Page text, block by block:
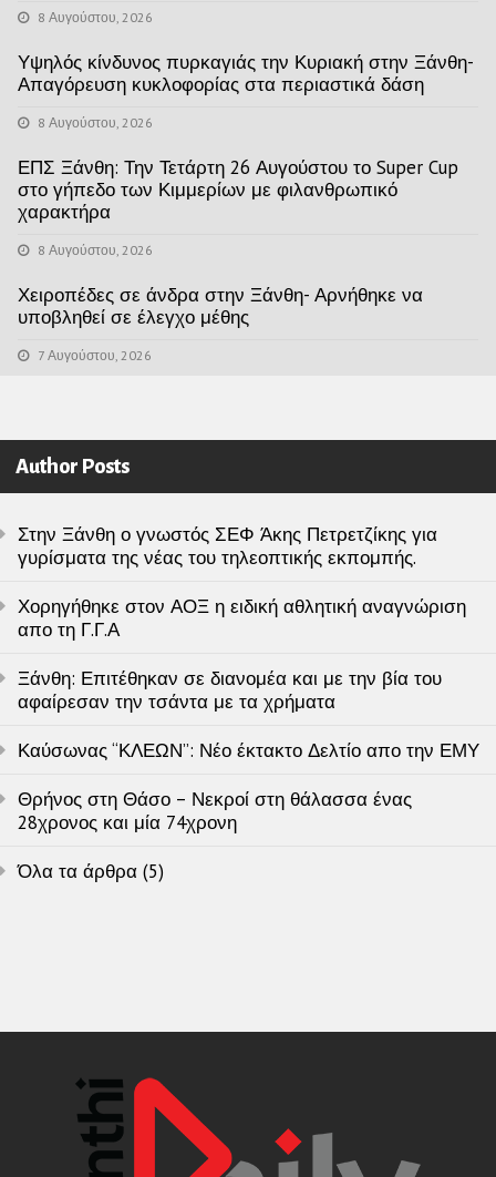
8 Αυγούστου, 2026
Υψηλός κίνδυνος πυρκαγιάς την Κυριακή στην Ξάνθη-
Απαγόρευση κυκλοφορίας στα περιαστικά δάση
8 Αυγούστου, 2026
ΕΠΣ Ξάνθη: Την Τετάρτη 26 Αυγούστου το Super Cup
στο γήπεδο των Κιμμερίων με φιλανθρωπικό
χαρακτήρα
8 Αυγούστου, 2026
Χειροπέδες σε άνδρα στην Ξάνθη- Αρνήθηκε να
υποβληθεί σε έλεγχο μέθης
7 Αυγούστου, 2026
Author Posts
Στην Ξάνθη ο γνωστός ΣΕΦ Άκης Πετρετζίκης για
γυρίσματα της νέας του τηλεοπτικής εκπομπής.
Χορηγήθηκε στον ΑΟΞ η ειδική αθλητική αναγνώριση
απο τη Γ.Γ.Α
Ξάνθη: Επιτέθηκαν σε διανομέα και με την βία του
αφαίρεσαν την τσάντα με τα χρήματα
Καύσωνας “ΚΛΕΩΝ”: Νέο έκτακτο Δελτίο απο την ΕΜΥ
Θρήνος στη Θάσο – Νεκροί στη θάλασσα ένας
28χρονος και μία 74χρονη
Όλα τα άρθρα (5)